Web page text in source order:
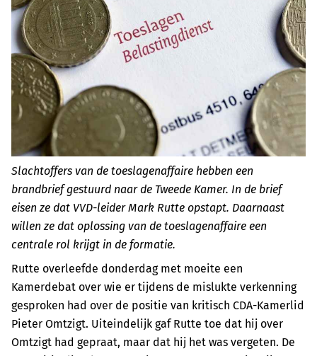
Slachtoffers van de toeslagenaffaire hebben een
brandbrief gestuurd naar de Tweede Kamer. In de brief
eisen ze dat VVD-leider Mark Rutte opstapt. Daarnaast
willen ze dat oplossing van de toeslagenaffaire een
centrale rol krijgt in de formatie.
Rutte overleefde donderdag met moeite een
Kamerdebat over wie er tijdens de mislukte verkenning
gesproken had over de positie van kritisch CDA-Kamerlid
Pieter Omtzigt. Uiteindelijk gaf Rutte toe dat hij over
Omtzigt had gepraat, maar dat hij het was vergeten. De